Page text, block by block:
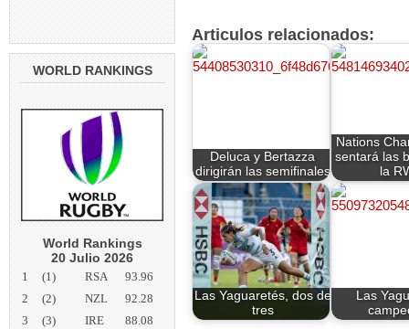
WORLD RANKINGS
World Rankings
20 Julio 2026
1 (1) RSA
93.96
2
(2) NZL
92.28
3
(3) IRE
88.08
Articulos relacionados:
Deluca y Bertazza
dirigirán las semifinales
Nations
sentará las
la
Las Yaguaretés, dos de
tres
Las